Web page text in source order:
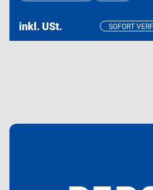
inkl. USt. SOFORT